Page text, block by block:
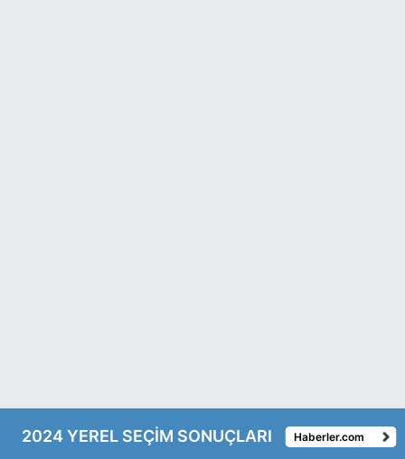
2024 YEREL SEÇİM SONUÇLARI Haberler.com